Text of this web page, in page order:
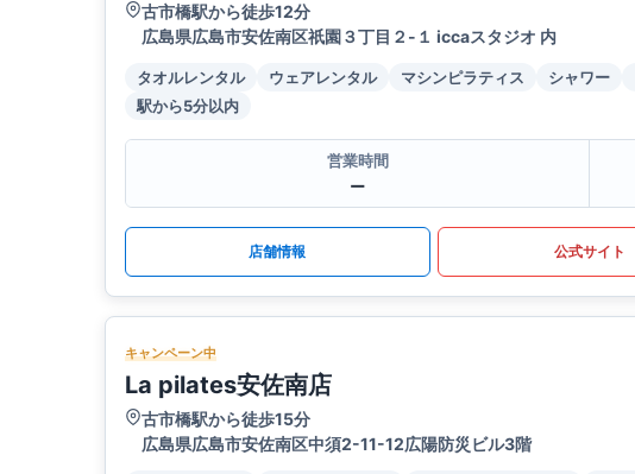
古市橋駅から徒歩12分
広島県広島市安佐南区祇園３丁目２-１ iccaスタジオ 内
タオルレンタル ウェアレンタル マシンピラティス シャワー
駅から5分以内
営業時間
ー
店舗情報 公式サイト
キャンペーン中
La pilates安佐南店
古市橋駅から徒歩15分
広島県広島市安佐南区中須2-11-12広陽防災ビル3階